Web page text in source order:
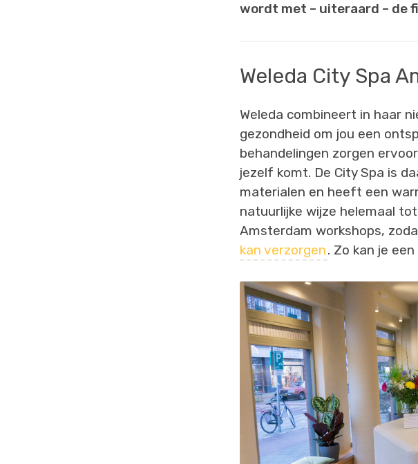
wordt met – uiteraard – de
Weleda City Spa
Weleda combineert in haar
gezondheid om jou een
behandelingen zorgen
jezelf komt. De City Spa is
materialen en heeft een
natuurlijke wijze helemaal
Amsterdam workshops,
kan verzorgen. Zo kan je een